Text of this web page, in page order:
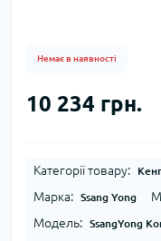
Немає в наявності
10 234 грн.
Категорії товару:
Марка: Ssang Yong
Модель: SsangYong